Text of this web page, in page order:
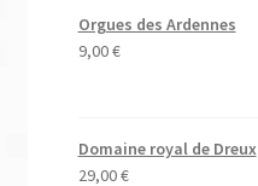
Orgues des Ardennes
9,00€
Domaine royal de Dreux
29,00€